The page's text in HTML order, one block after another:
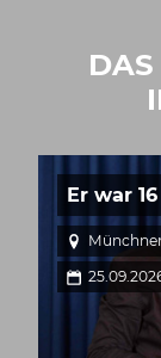
Er war